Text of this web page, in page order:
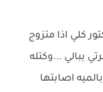
كلي اذا متزوج
ببالي ...وكتله